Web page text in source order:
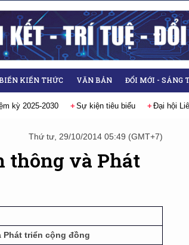
KIẾN THỨC VĂN BẢN ĐỔI MỚI - SÁNG
kỳ 2025-2030 Sự kiện tiêu biểu Đại hội
Thứ tư, 29/10/2014 05:49 (GMT+7)
thông và Phát
Phát triển cộng đồng